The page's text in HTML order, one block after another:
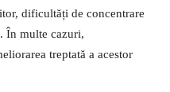
dificultăți de concentrare
În multe cazuri,
treptată a acestor